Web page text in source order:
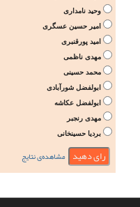
وحید نامداری
امیر حسین عسگری
امید پورقنبری
مهدی ناظمی
محمد حسینی
ابولفضل شورآبادی
ابولفضل عکاشه
مهدی رنجبر
بردیا حسینخانی
مشاهده‌ی نتایج